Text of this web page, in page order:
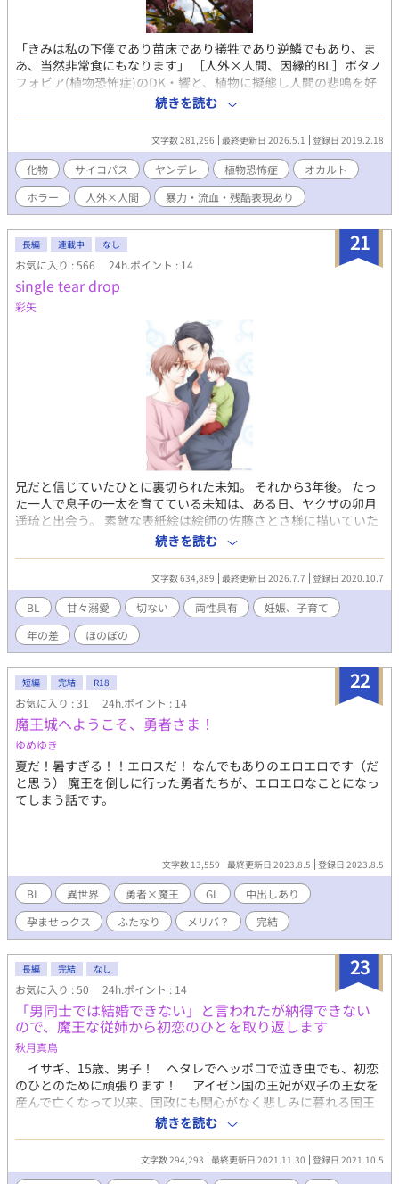
「きみは私の下僕であり苗床であり犠牲であり逆鱗でもあり、ま
あ、当然非常食にもなります」 ［人外×人間、因縁的BL］ボタノ
フォビア(植物恐怖症)のDK・響と、植物に擬態し人間の悲鳴を好
む謎の化物「蝕橆」・影の主従関係。「ショクブツに喰べられな
い」ために「スケープゴート」にされるその時から、化物や幽霊
たちが響の日常を侵食し始める。 「……なんだ。きみ、凄く……
良い声、出すじゃありませんか」 ※月1〜2回、日曜21時更新予定
※関係の進展は超スローペース ※GL要素あり(予定 ※あまり怖く
なかったためホラー→BLにカテゴリ変更しましたが暴力・流血・
残酷表現には要注意です
続きを読む
文字数 281,296 最終更新日 2026.5.1 登録日 2019.2.18
化物 サイコパス ヤンデレ 植物恐怖症
オカルト
ホラー
人外×人間 暴力・流血・残酷表現あり
21
長編 連載中 なし
お気に入り : 566 24h.ポイント : 14
single tear drop
彩矢
兄だと信じていたひとに裏切られた未知。 それから3年後。 たっ
た一人で息子の一太を育てている未知は、ある日、ヤクザの卯月
遥琉と出会う。 素敵な表紙絵は絵師の佐藤さとさ様に描いていた
だきました。 一度はチャレンジしたかったBL大賞に思いきって挑
戦してみようと思います。 よろしくお願いします
続きを読む
文字数 634,889 最終更新日 2026.7.7 登録日 2020.10.7
BL 甘々溺愛 切ない 両性具有
妊娠、子育て
年の差
ほのぼの
22
短編 完結 R18
お気に入り : 31 24h.ポイント : 14
魔王城へようこそ、勇者さま！
ゆめゆき
夏だ！暑すぎる！！エロスだ！ なんでもありのエロエロです（だ
と思う） 魔王を倒しに行った勇者たちが、エロエロなことになっ
てしまう話です。
文字数 13,559 最終更新日 2023.8.5 登録日 2023.8.5
BL 異世界 勇者×魔王 GL
中出しあり
孕ませっクス
ふたなり メリバ？ 完結
23
長編 完結 なし
お気に入り : 50 24h.ポイント : 14
「男同士では結婚できない」と言われたが納得できない
ので、魔王な従姉から初恋のひとを取り返します
秋月真鳥
イサギ、15歳、男子！ ヘタレでヘッポコで泣き虫でも、初恋
のひとのために頑張ります！ アイゼン国の王妃が双子の王女を
産んで亡くなって以来、国政にも関心がなく悲しみに暮れる国王
が、再婚した後妻は黒い噂のある魔女だった。 魔女は第二王女
を毒を吐く醜いドラゴンに変えて、その罪を第一王女と国一番の
魔術師でセイリュウ領の領主でもあるサナに被せてしまう。
『魔王』と呼ばれ嫌疑をかけられたサナの従弟である15歳のイサ
続きを読む
文字数 294,293 最終更新日 2021.11.30 登録日 2021.10.5